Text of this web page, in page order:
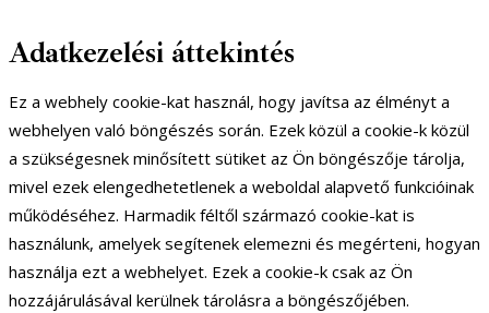
Adatkezelési áttekintés
Ez a webhely cookie-kat használ, hogy javítsa az élményt a
webhelyen való böngészés során. Ezek közül a cookie-k közül
a szükségesnek minősített sütiket az Ön böngészője tárolja,
mivel ezek elengedhetetlenek a weboldal alapvető funkcióinak
működéséhez. Harmadik féltől származó cookie-kat is
használunk, amelyek segítenek elemezni és megérteni, hogyan
használja ezt a webhelyet. Ezek a cookie-k csak az Ön
hozzájárulásával kerülnek tárolásra a böngészőjében.